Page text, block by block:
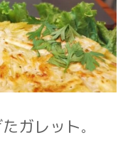
ガレット。